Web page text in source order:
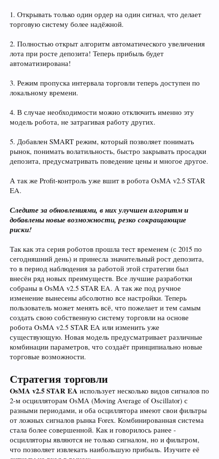
1. Открывать только один ордер на один сигнал, что делает
торговую систему более надёжной.
2. Полностью открыт алгоритм автоматического увеличения
лота при росте депозита! Теперь прибыль будет
автоматизирована!
3. Режим пропуска интервала торговли теперь доступен по
локальному времени.
4. В случае необходимости можно отключить именно эту
модель робота, не затрагивая работу других.
5. Добавлен SMART режим, который позволяет понимать
рынок, понимать волатильность, быстро закрывать просадки
депозита, предусматривать поведение цены и многое другое.
А так же Profit-контроль уже вшит в робота OsMA v2.5 STAR
EA.
Следите за обновлениями, в них улучшен алгоритм и
добавлены новые возможности, резко сокращающие
риски!
Так как эта серия роботов прошла тест временем (с 2015 по
сегодняшний день) и принесла значительный рост депозита,
то в период наблюдения за работой этой стратегии был
внесён ряд новых преимуществ. Все лучшие разработки
собраны в OsMA v2.5 STAR EA. А так же под ручное
изменение вынесены абсолютно все настройки. Теперь
пользователь может менять всё, что пожелает и тем самым
создать свою собственную систему торговли на основе
робота OsMA v2.5 STAR EA или изменить уже
существующую. Новая модель предусматривает различные
комбинации параметров, что создаёт принципиально новые
торговые возможности.
Стратегия торговли
OsMA v2.5 STAR EA использует несколько видов сигналов по
2-м осцилляторам OsMA (Moving Average of Oscillator) с
разными периодами, и оба осциллятора имеют свои фильтры
от ложных сигналов рынка Forex. Комбинированная система
стала более совершенной. Как и говорилось ранее -
осцилляторы являются не только сигналом, но и фильтром,
что позволяет извлекать наибольшую прибыль. Изучите её